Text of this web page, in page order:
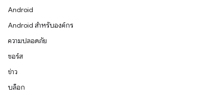
Android
Android สำหรับองค์กร
ความปลอดภัย
ซอร์ส
ข่าว
บล็อก